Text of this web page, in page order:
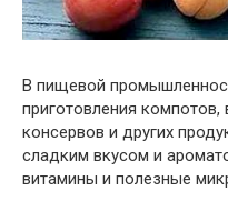
В пищевой
приготовления
консервов и других
сладким вкусом и
витамины и полезные